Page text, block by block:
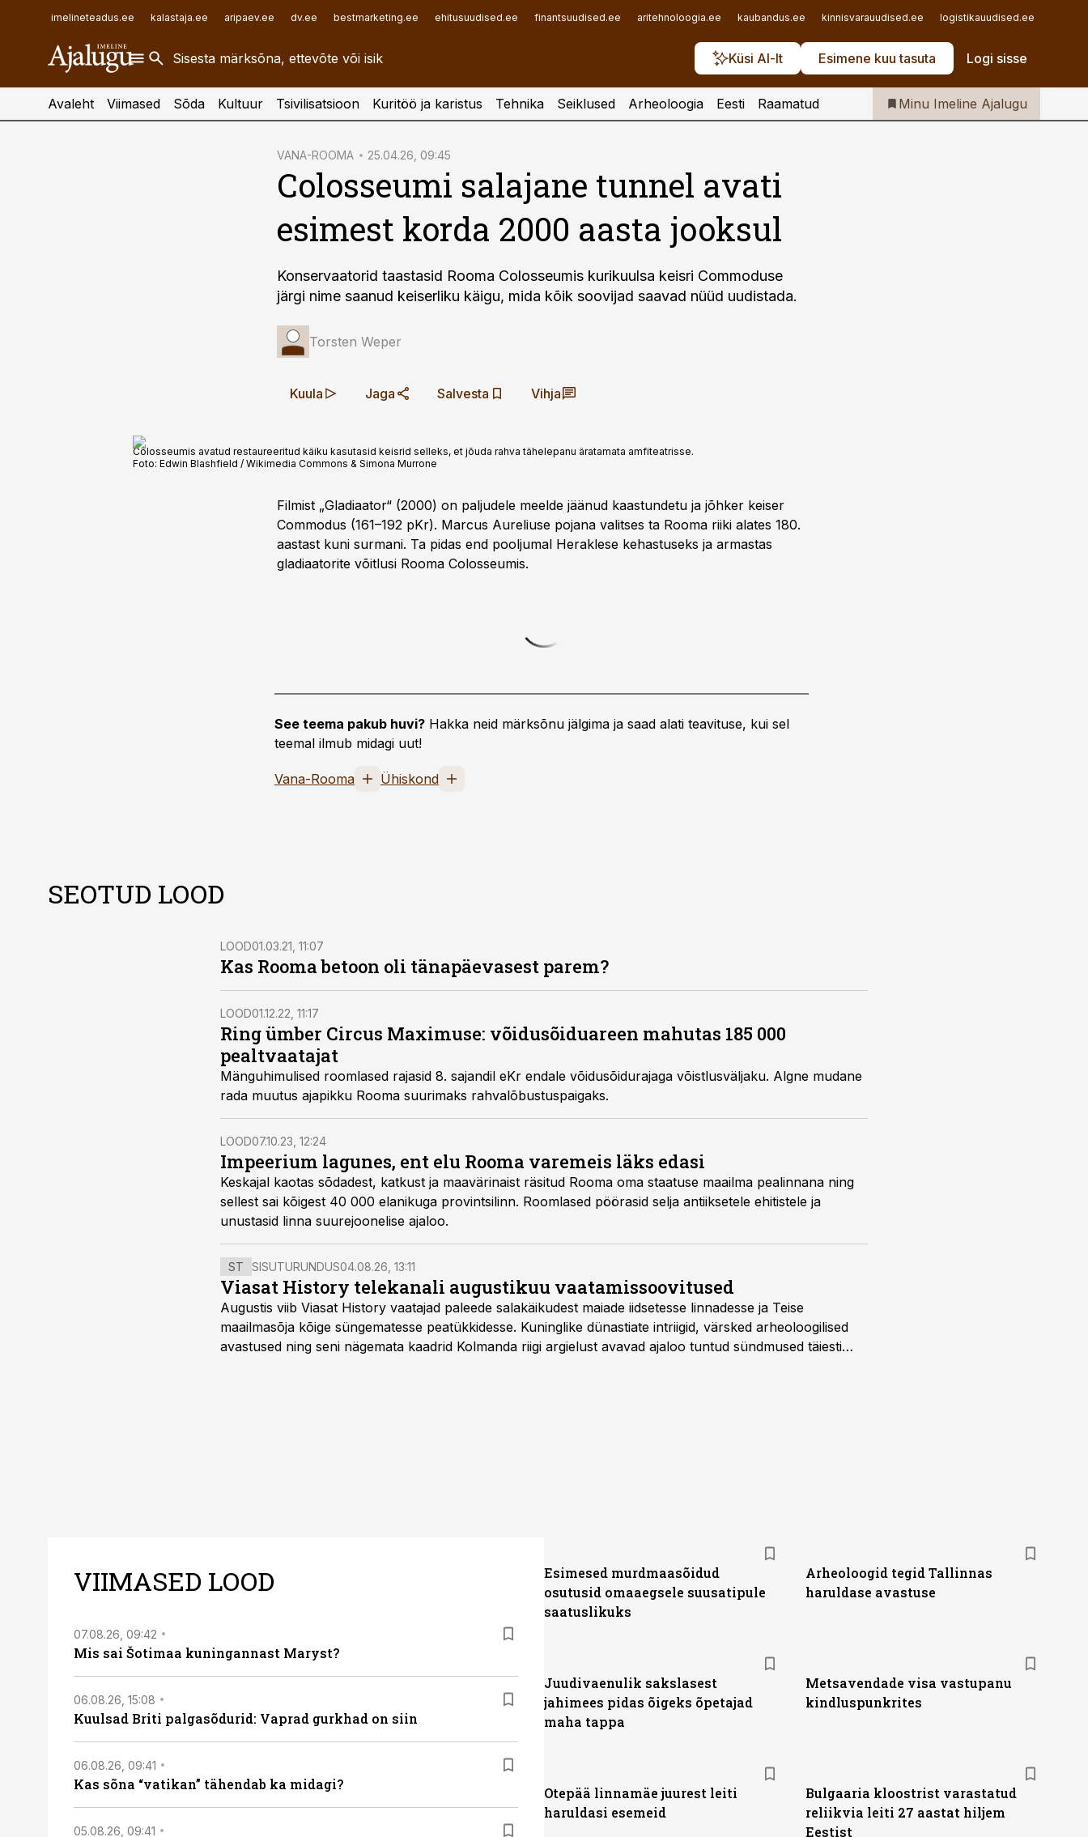
imelineteadus.ee kalastaja.ee aripaev.ee dv.ee bestmarketing.ee ehitusuudised.ee finantsuudised.ee aritehnoloogia.ee kaubandus.ee kinnisvarauudised.ee logistikauudised.ee
Küsi AI-lt Esimene kuu tasuta Logi sisse
finantsuudised.ee
aritehnoloogia.ee
toostusuudised.ee
Iseteenindus
Telli Imeline Ajalugu
Avaleht Viimased Sõda Kultuur Tsivilisatsioon Kuritöö ja karistus Tehnika Seiklused Arheoloogia Eesti Raamatud Minu Imeline Ajalugu
VANA-ROOMA 25.04.26, 09:45
Colosseumi salajane tunnel avati
esimest korda 2000 aasta jooksul
Konservaatorid taastasid Rooma Colosseumis kurikuulsa keisri Commoduse
järgi nime saanud keiserliku käigu, mida kõik soovijad saavad nüüd uudistada.
Torsten Weper
Kuula Jaga Salvesta Vihja
Colosseumis avatud restaureeritud käiku kasutasid keisrid selleks, et jõuda rahva tähelepanu äratamata amfiteatrisse.
Foto: Edwin Blashfield / Wikimedia Commons & Simona Murrone
Filmist „Gladiaator“ (2000) on paljudele meelde jäänud kaastundetu ja jõhker keiser
Commodus (161–192 pKr). Marcus Aureliuse pojana valitses ta Rooma riiki alates 180.
aastast kuni surmani. Ta pidas end pooljumal Heraklese kehastuseks ja armastas
gladiaato­rite võitlusi Rooma Colosseumis.
See teema pakub huvi? Hakka neid märksõnu jälgima ja saad alati teavituse, kui sel
teemal ilmub midagi uut!
Vana-Rooma Ühiskond
SEOTUD LOOD
LOOD01.03.21, 11:07
Kas Rooma betoon oli tänapäevasest parem?
LOOD01.12.22, 11:17
Ring ümber Circus Maximuse: võidusõiduareen mahutas 185 000
pealtvaatajat
Mänguhimulised roomlased rajasid 8. sajandil eKr endale võidusõidurajaga võistlusväljaku. Algne mudane
rada muutus ajapikku Rooma suurimaks rahvalõbustuspaigaks.
LOOD07.10.23, 12:24
Impeerium lagunes, ent elu Rooma varemeis läks edasi
Keskajal kaotas sõdadest, katkust ja maavärinaist räsitud Rooma oma staatuse maailma pealinnana ning
sellest sai kõigest 40 000 elanikuga provintsilinn. Roomlased pöörasid selja antiiksetele ehitistele ja
unustasid linna suurejoonelise ajaloo.
ST SISUTURUNDUS04.08.26, 13:11
Viasat History telekanali augustikuu vaatamissoovitused
Augustis viib Viasat History vaatajad paleede salakäikudest maiade iidsetesse linnadesse ja Teise
maailmasõja kõige süngematesse peatükkidesse. Kuninglike dünastiate intriigid, värsked arheoloogilised
avastused ning seni nägemata kaadrid Kolmanda riigi argielust avavad ajaloo tuntud sündmused täiesti
VIIMASED LOOD
07.08.26, 09:42
Mis sai Šotimaa kuningannast Maryst?
06.08.26, 15:08
Kuulsad Briti palgasõdurid: Vaprad gurkhad on siin
06.08.26, 09:41
Kas sõna “vatikan” tähendab ka midagi?
05.08.26, 09:41
Esimesed murdmaasõidud
osutusid omaaegsele suusatipule
saatuslikuks
Arheoloogid tegid Tallinnas
haruldase avastuse
Juudivaenulik sakslasest
jahimees pidas õigeks õpetajad
maha tappa
Metsavendade visa vastupanu
kindluspunkrites
Otepää linnamäe juurest leiti
haruldasi esemeid
Bulgaaria kloostrist varastatud
reliikvia leiti 27 aastat hiljem
Eestist